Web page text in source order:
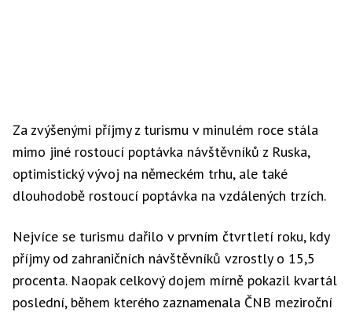
Za zvýšenými příjmy z turismu v minulém roce stála
mimo jiné rostoucí poptávka návštěvníků z Ruska,
optimistický vývoj na německém trhu, ale také
dlouhodobě rostoucí poptávka na vzdálených trzích.
Nejvíce se turismu dařilo v prvním čtvrtletí roku, kdy
příjmy od zahraničních návštěvníků vzrostly o 15,5
procenta. Naopak celkový dojem mírně pokazil kvartál
poslední, během kterého zaznamenala ČNB meziroční